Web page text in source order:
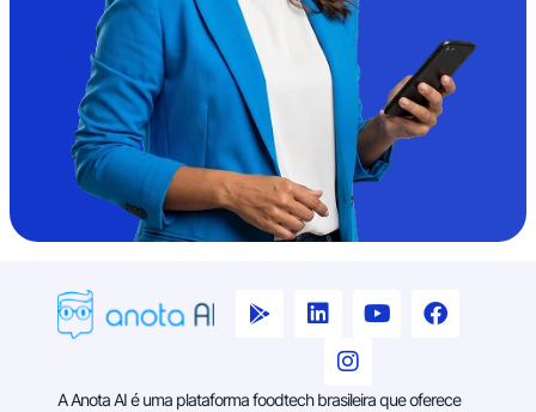
A Anota AI é uma plataforma foodtech brasileira que oferece